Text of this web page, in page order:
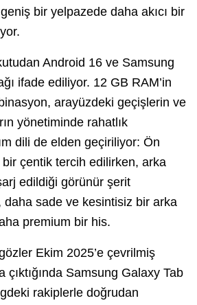
bir yelpazede daha akıcı bir
Android 16 ve Samsung
ifade ediliyor. 12 GB RAM’in
arayüzdeki geçişlerin ve
yönetiminde rahatlık
dili de elden geçiriliyor: Ön
çentik tercih edilirken, arka
edildiği görünür şerit
daha sade ve kesintisiz bir arka
premium bir his.
Ekim 2025’e çevrilmiş
Samsung Galaxy Tab
rakiplerle doğrudan